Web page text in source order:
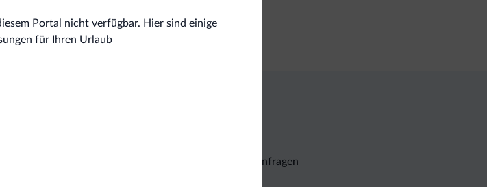
Portal nicht verfügbar. Hier sind einige
für Ihren Urlaub
Unverbindliche Anfragen